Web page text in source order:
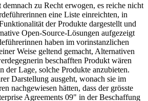
zu Recht erwogen, es reiche nicht
eine Liste einreichten, in
der Produkte dargestellt und
Open-Source-Lösungen aufgezeigt
haben im vorinstanzlichen
Weise geltend gemacht, Alternativen
beschafften Produkt wären
der Lage, solche Produkte anzubieten.
Darstellung ausgeht, wonach sie im
nachgewiesen hätten, dass der grösste
Agreements 09" in der Beschaffung